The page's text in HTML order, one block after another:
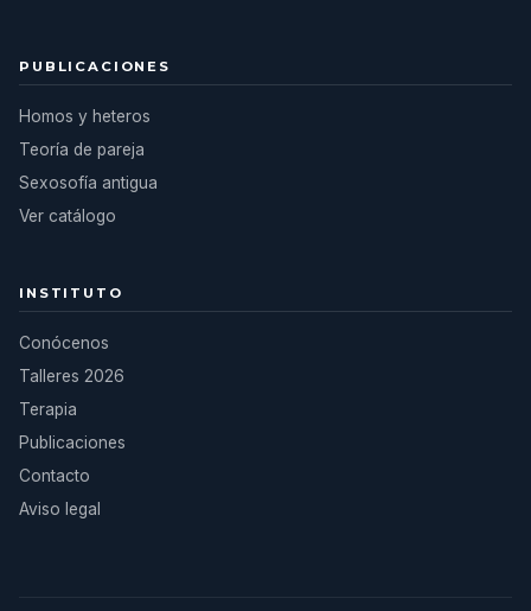
PUBLICACIONES
Homos y heteros
Teoría de pareja
Sexosofía antigua
Ver catálogo
INSTITUTO
Conócenos
Talleres 2026
Terapia
Publicaciones
Contacto
Aviso legal